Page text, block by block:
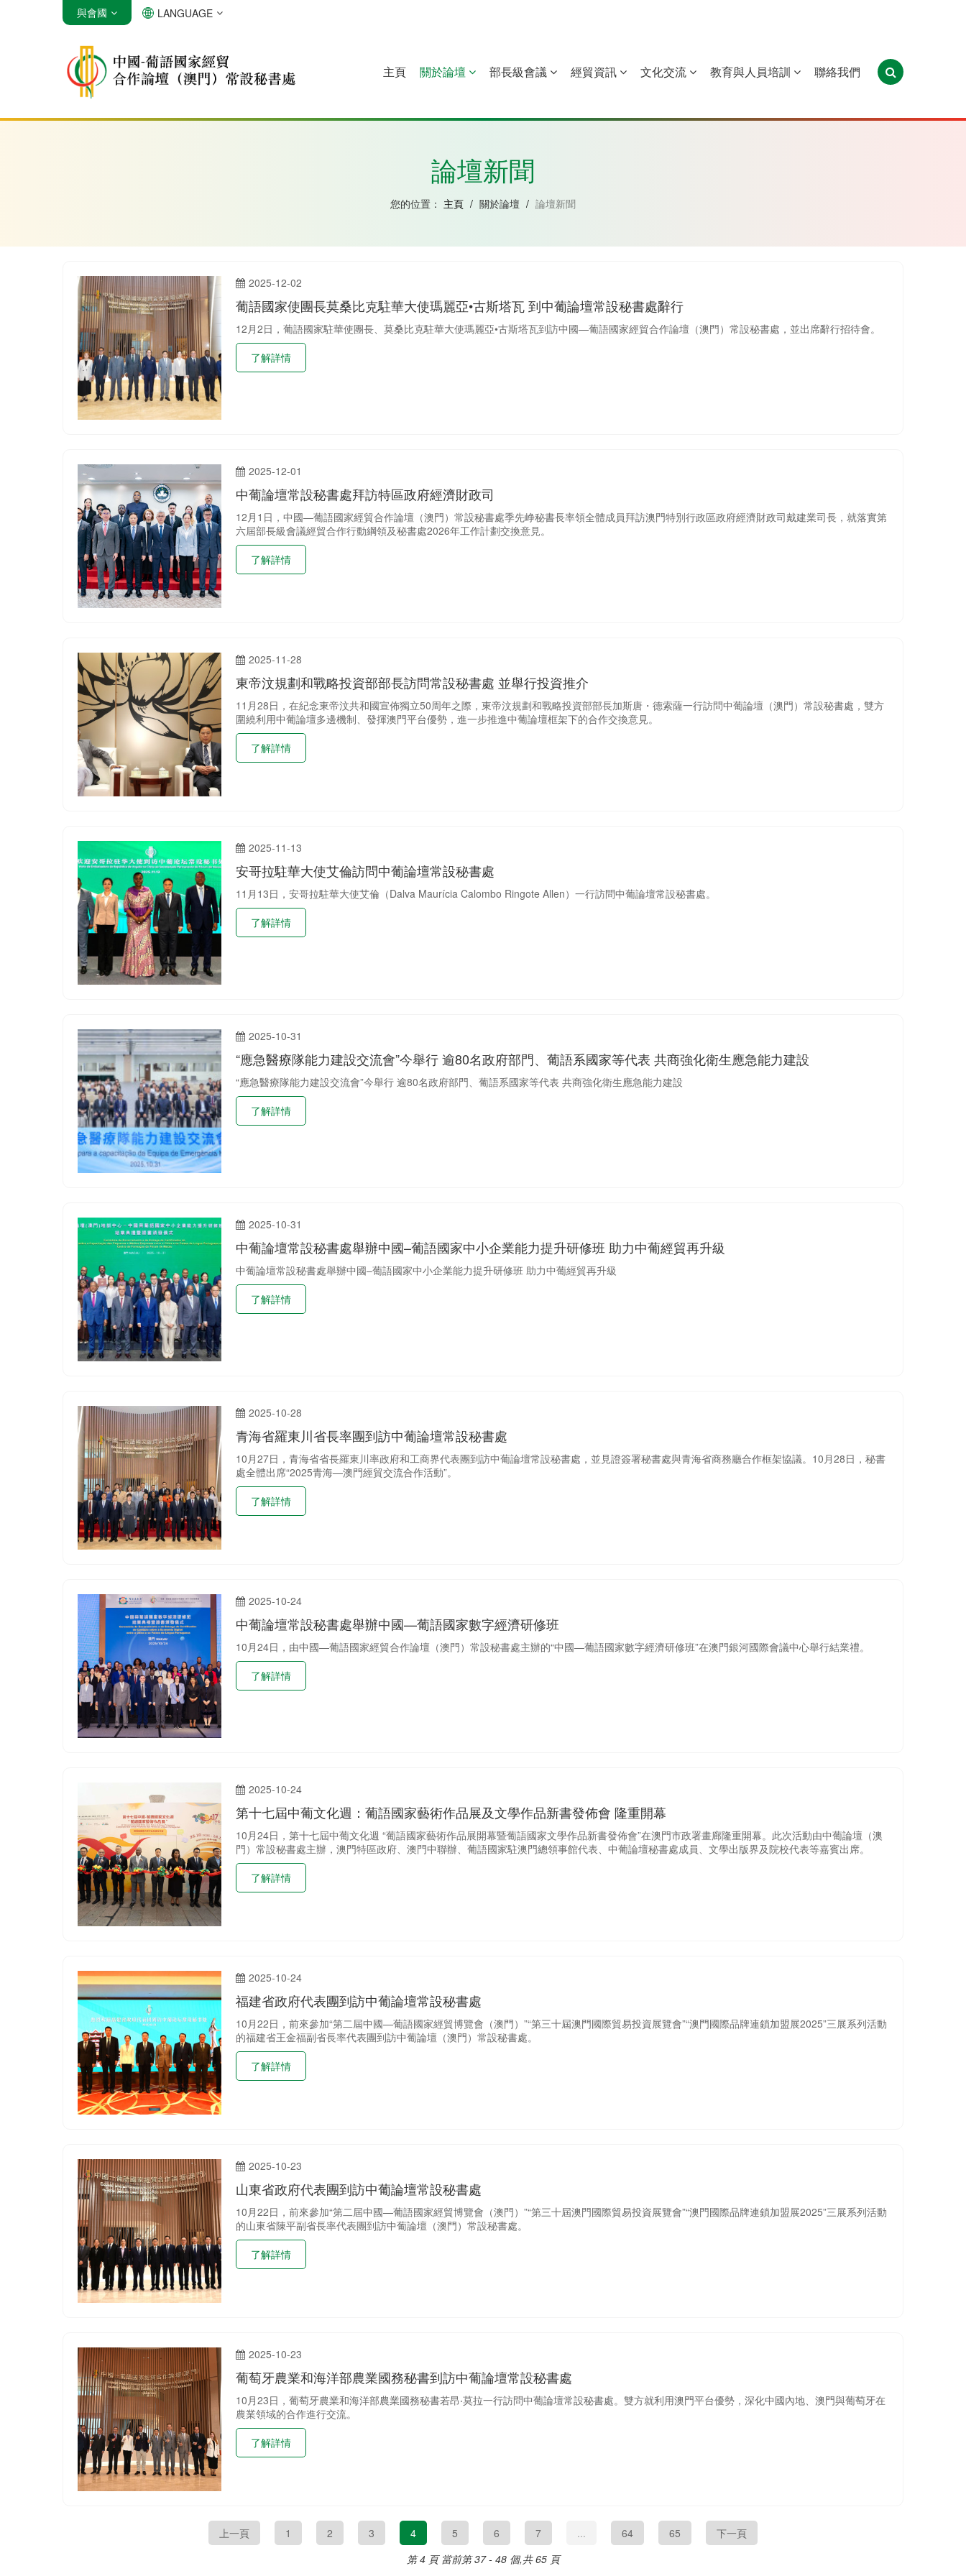
安哥拉 巴西 佛得角 幾內亞比紹 赤道幾內亞 莫桑比克 葡萄牙 聖多美和普林西比 東帝汶
與會國 LANGUAGE
主頁 關於論壇 部長級會議 經貿資訊 文化交流 教育與人員培訓 聯絡我們
論壇新聞
您的位置： 主頁 / 關於論壇 / 論壇新聞
2025-12-02
葡語國家使團長莫桑比克駐華大使瑪麗亞•古斯塔瓦 到中葡論壇常設秘書處辭行
12月2日，葡語國家駐華使團長、莫桑比克駐華大使瑪麗亞•古斯塔瓦到訪中國—葡語國家經貿合作論壇（澳門）常設秘書處，並出席辭行招待會。
了解詳情
2025-12-01
中葡論壇常設秘書處拜訪特區政府經濟財政司
12月1日，中國—葡語國家經貿合作論壇（澳門）常設秘書處季先峥秘書長率領全體成員拜訪澳門特別行政區政府經濟財政司戴建業司長，就落實第
六屆部長級會議經貿合作行動綱領及秘書處2026年工作計劃交換意見。
了解詳情
2025-11-28
東帝汶規劃和戰略投資部部長訪問常設秘書處 並舉行投資推介
11月28日，在紀念東帝汶共和國宣佈獨立50周年之際，東帝汶規劃和戰略投資部部長加斯唐・德索薩一行訪問中葡論壇（澳門）常設秘書處，雙方
圍繞利用中葡論壇多邊機制、發揮澳門平台優勢，進一步推進中葡論壇框架下的合作交換意見。
了解詳情
2025-11-13
安哥拉駐華大使艾倫訪問中葡論壇常設秘書處
11月13日，安哥拉駐華大使艾倫（Dalva Maurícia Calombo Ringote Allen）一行訪問中葡論壇常設秘書處。
了解詳情
2025-10-31
“應急醫療隊能力建設交流會”今舉行 逾80名政府部門、葡語系國家等代表 共商強化衛生應急能力建設
“應急醫療隊能力建設交流會”今舉行 逾80名政府部門、葡語系國家等代表 共商強化衛生應急能力建設
了解詳情
2025-10-31
中葡論壇常設秘書處舉辦中國–葡語國家中小企業能力提升研修班 助力中葡經貿再升級
中葡論壇常設秘書處舉辦中國–葡語國家中小企業能力提升研修班 助力中葡經貿再升級
了解詳情
2025-10-28
青海省羅東川省長率團到訪中葡論壇常設秘書處
10月27日，青海省省長羅東川率政府和工商界代表團到訪中葡論壇常設秘書處，並見證簽署秘書處與青海省商務廳合作框架協議。10月28日，秘書
處全體出席“2025青海—澳門經貿交流合作活動”。
了解詳情
2025-10-24
中葡論壇常設秘書處舉辦中國—葡語國家數字經濟研修班
10月24日，由中國—葡語國家經貿合作論壇（澳門）常設秘書處主辦的“中國—葡語國家數字經濟研修班”在澳門銀河國際會議中心舉行結業禮。
了解詳情
2025-10-24
第十七屆中葡文化週：葡語國家藝術作品展及文學作品新書發佈會 隆重開幕
10月24日，第十七屆中葡文化週 “葡語國家藝術作品展開幕暨葡語國家文學作品新書發佈會”在澳門市政署畫廊隆重開幕。此次活動由中葡論壇（澳
門）常設秘書處主辦，澳門特區政府、澳門中聯辦、葡語國家駐澳門總領事館代表、中葡論壇秘書處成員、文學出版界及院校代表等嘉賓出席。
了解詳情
2025-10-24
福建省政府代表團到訪中葡論壇常設秘書處
10月22日，前來參加“第二屆中國—葡語國家經貿博覽會（澳門）”“第三十屆澳門國際貿易投資展覽會”“澳門國際品牌連鎖加盟展2025”三展系列活動
的福建省王金福副省長率代表團到訪中葡論壇（澳門）常設秘書處。
了解詳情
2025-10-23
山東省政府代表團到訪中葡論壇常設秘書處
10月22日，前來參加“第二屆中國—葡語國家經貿博覽會（澳門）”“第三十屆澳門國際貿易投資展覽會”“澳門國際品牌連鎖加盟展2025”三展系列活動
的山東省陳平副省長率代表團到訪中葡論壇（澳門）常設秘書處。
了解詳情
2025-10-23
葡萄牙農業和海洋部農業國務秘書到訪中葡論壇常設秘書處
10月23日，葡萄牙農業和海洋部農業國務秘書若昂‧莫拉一行訪問中葡論壇常設秘書處。雙方就利用澳門平台優勢，深化中國內地、澳門與葡萄牙在
農業領域的合作進行交流。
了解詳情
上一頁 1 2 3 4 5 6 7 ... 64 65
下一頁
第 4 頁 當前第 37 - 48 個,共 65 頁